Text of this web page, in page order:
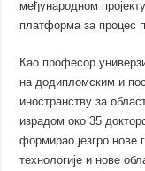
међународном
платформа за процес
Као професор
на додипломским и
иностранству за
израдом око 35
формирао језгро нове
технологије и нове